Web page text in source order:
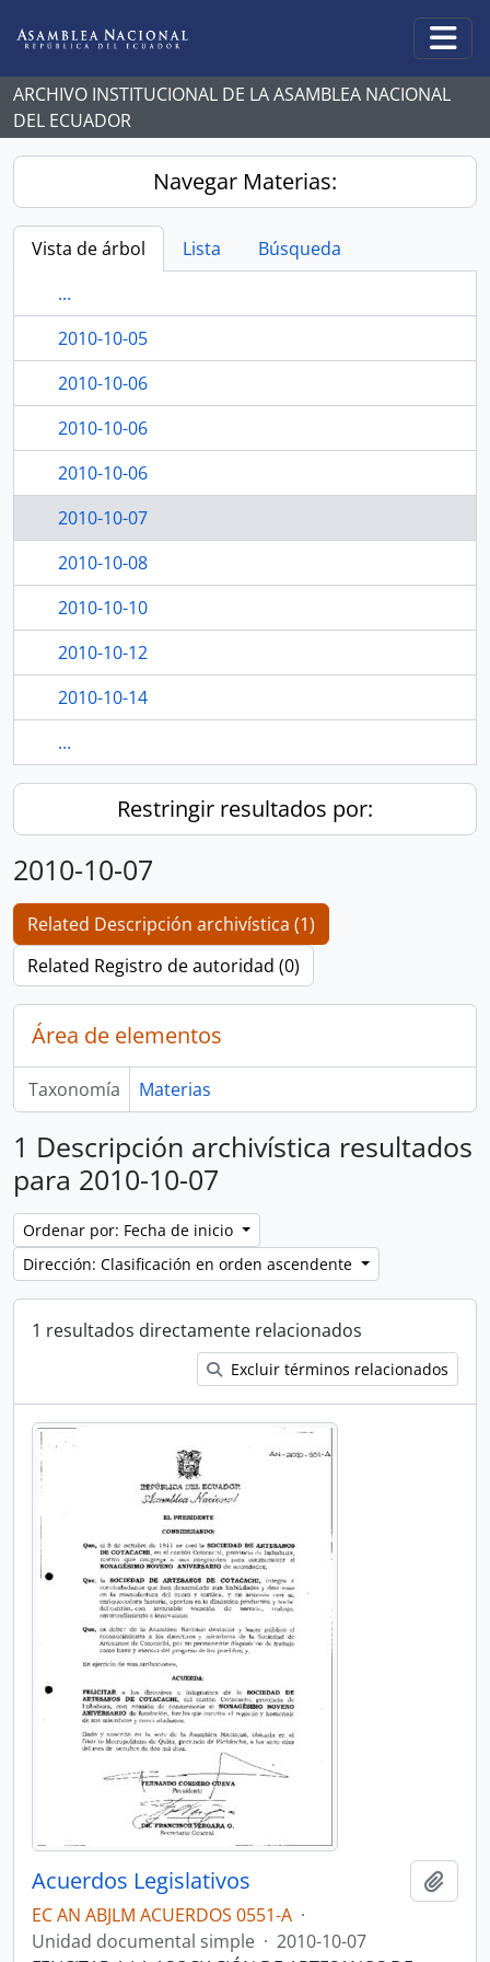
ARCHIVO INSTITUCIONAL DE LA ASAMBLEA NACIONAL
DEL ECUADOR
Navegar Materias:
Vista de árbol Lista
Búsqueda
...
2010-10-05
2010-10-06
2010-10-06
2010-10-06
2010-10-07
2010-10-08
2010-10-10
2010-10-12
2010-10-14
...
Restringir resultados por:
2010-10-07
Related Descripción archivística (1)
Related Registro de autoridad (0)
Área de elementos
Taxonomía Materias
1 Descripción archivística resultados
para 2010-10-07
Ordenar por: Fecha de inicio
Dirección: Clasificación en orden ascendente
1 resultados directamente relacionados
Excluir términos relacionados
Acuerdos Legislativos
EC AN ABJLM ACUERDOS 0551-A ·
Unidad documental simple · 2010-10-07